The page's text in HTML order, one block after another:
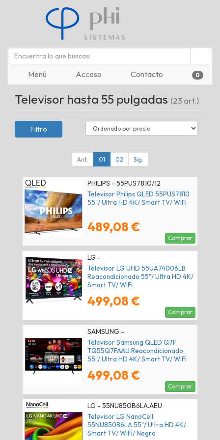
Menú Acceso Contacto 0
Televisor hasta 55 pulgadas (23 art.)
Filtro
Ant. 01 02 Sig.
PHILIPS - 55PUS7810/12
Televisor Philips QLED 55PUS7810
55"/ Ultra HD 4K/ Smart TV/ WiFi
489,08 €
Comprar
LG -
Televisor LG UHD 55UA74006LB
Reacondicionado 55"/ Ultra HD 4K/
Smart TV/ WiFi
499,08 €
Comprar
SAMSUNG -
Televisor Samsung QLED Q7F
TQ55Q7FAAU Reacondicionado
55"/ Ultra HD 4K/ Smart TV/ WiFi
499,08 €
Comprar
LG - 55NU850B6LA.AEU
Televisor LG NanoCell
55NU850B6LA 55"/ Ultra HD 4K/
Smart TV/ WiFi/ Negro